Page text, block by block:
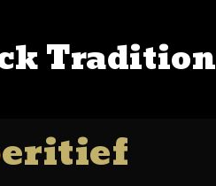
Tradition